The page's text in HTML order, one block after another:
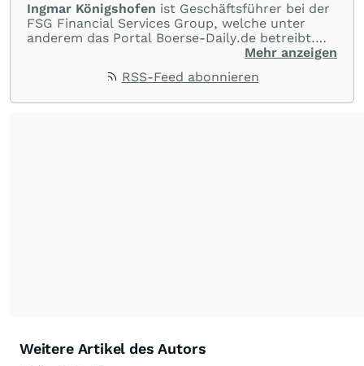
Ingmar Königshofen ist Geschäftsführer bei der
FSG Financial Services Group, welche unter
anderem das Portal Boerse-Daily.de betreibt.
Dort werden mehrmals täglich top-aktuelle
besonders attraktiven Einzelwerten
Mehr anzeigen
RSS-Feed abonnieren
Weitere Artikel des Autors